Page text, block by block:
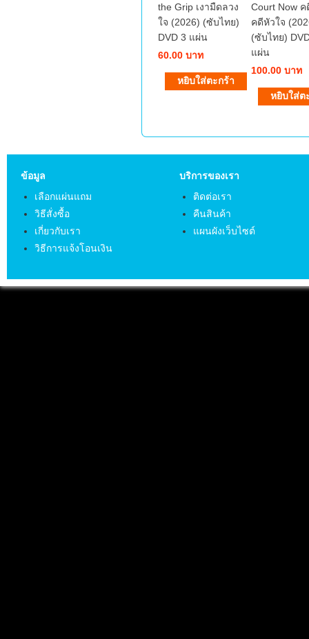
the Grip เงามืดลวง
ใจ (2026) (ซับไทย)
DVD 3 แผ่น
60.00 บาท
Court Now
คดีหัวใจ
(ซับไทย)
แผ่น
100.00 บาท
ข้อมูล
เลือกแผ่นแถม
วิธีสั่งซื้อ
เกี่ยวกับเรา
วิธีการแจ้งโอนเงิน
บริการของเรา
ติดต่อเรา
คืนสินค้า
แผนผังเว็บไซต์